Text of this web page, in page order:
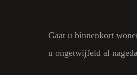
Gaat u binnenkort
u ongetwijfeld al